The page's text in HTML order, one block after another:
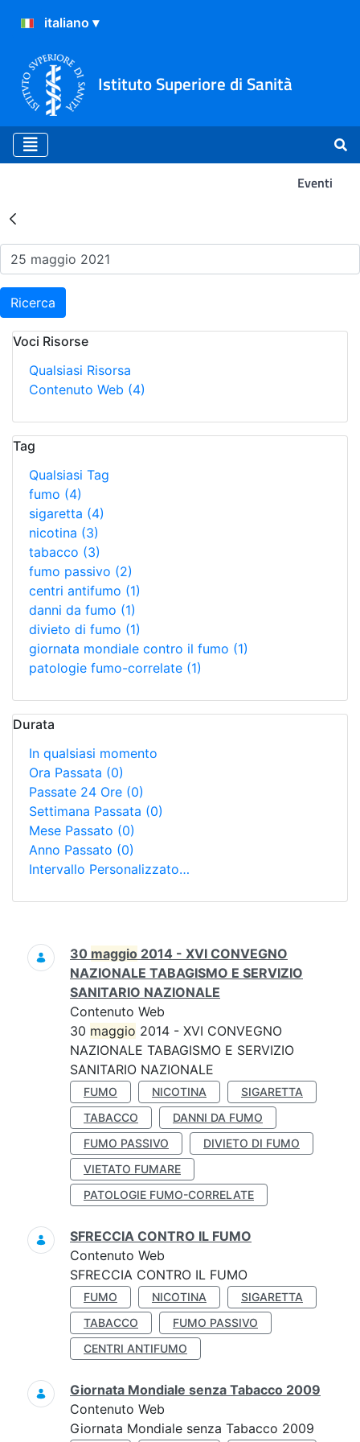
Istituto Superiore di Sanità
Eventi
Risultati della Ricerca -
Ricerca
Voci Risorse
Qualsiasi Risorsa
Contenuto Web (4)
Tag
Qualsiasi Tag
fumo (4)
sigaretta (4)
nicotina (3)
tabacco (3)
fumo passivo (2)
centri antifumo (1)
danni da fumo (1)
divieto di fumo (1)
giornata mondiale contro il fumo (1)
patologie fumo-correlate (1)
Durata
In qualsiasi momento
Ora Passata (0)
Passate 24 Ore (0)
Settimana Passata (0)
Mese Passato (0)
Anno Passato (0)
Intervallo Personalizzato…
Ricerca
30 maggio 2014 - XVI CONVEGNO
NAZIONALE TABAGISMO E SERVIZIO
SANITARIO NAZIONALE
Contenuto Web
30 maggio 2014 - XVI CONVEGNO
NAZIONALE TABAGISMO E SERVIZIO
SANITARIO NAZIONALE
FUMO NICOTINA
SIGARETTA
TABACCO
DANNI DA FUMO
FUMO PASSIVO
DIVIETO DI FUMO
VIETATO FUMARE
PATOLOGIE FUMO-CORRELATE
SFRECCIA CONTRO IL FUMO
Contenuto Web
SFRECCIA CONTRO IL FUMO
FUMO NICOTINA
SIGARETTA
TABACCO
FUMO PASSIVO
CENTRI ANTIFUMO
Giornata Mondiale senza Tabacco 2009
Contenuto Web
Giornata Mondiale senza Tabacco 2009